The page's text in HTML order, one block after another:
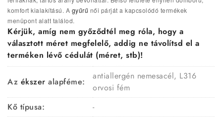
komfort kialakítású. A gyűrű női párját a kapcsolódó termékek
menüpont alatt találod.
Kérjük, amíg nem győződtél meg róla, hogy a
választott méret megfelelő, addig ne távolítsd el a
terméken lévő cédulát (méret, stb)!
Az ékszer alapféme:
antiallergén nemesacél, L316
orvosi fém
Kő típusa:
-